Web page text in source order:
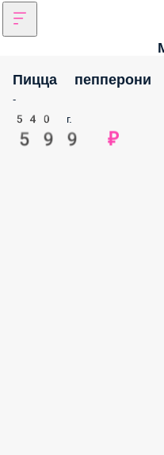
Пицца
-
540 г.
599 ₽